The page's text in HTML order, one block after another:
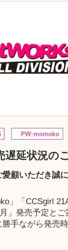
PW-momoko
遅延状況の
顧いただき誠
」「CCSgirl
」発売予定とご
手ながら発売